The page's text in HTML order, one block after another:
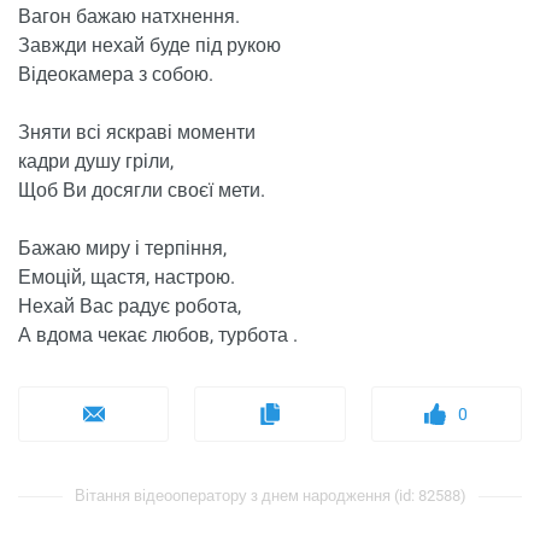
Вагон бажаю натхнення.
Завжди нехай буде під рукою
Відеокамера з собою.
Зняти всі яскраві моменти
кадри душу гріли,
Щоб Ви досягли своєї мети.
Бажаю миру і терпіння,
Емоцій, щастя, настрою.
Нехай Вас радує робота,
А вдома чекає любов, турбота .
0
Вітання відеооператору з днем ​​народження (id: 82588)